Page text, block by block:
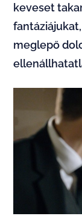
keveset
meglepő